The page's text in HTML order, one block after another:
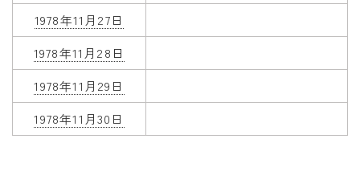
1978年11月27日
1978年11月28日
1978年11月29日
1978年11月30日